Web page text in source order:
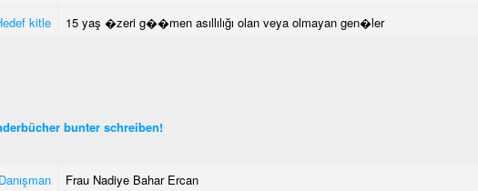
kitle
15 yaş �zeri g��men asıllılığı olan veya olmayan gen�ler
bunter schreiben!
Danışman
Frau Nadiye Bahar Ercan